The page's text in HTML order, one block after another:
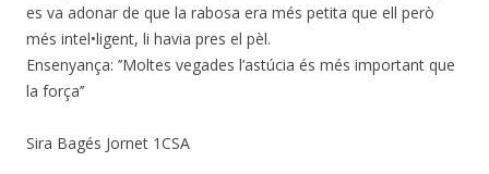
es va adonar de que la rabosa era més petita que ell però
més intel•ligent, li havia pres el pèl.
Ensenyança: ’’Moltes vegades l’astúcia és més important que
la força’’
Sira Bagés Jornet 1CSA